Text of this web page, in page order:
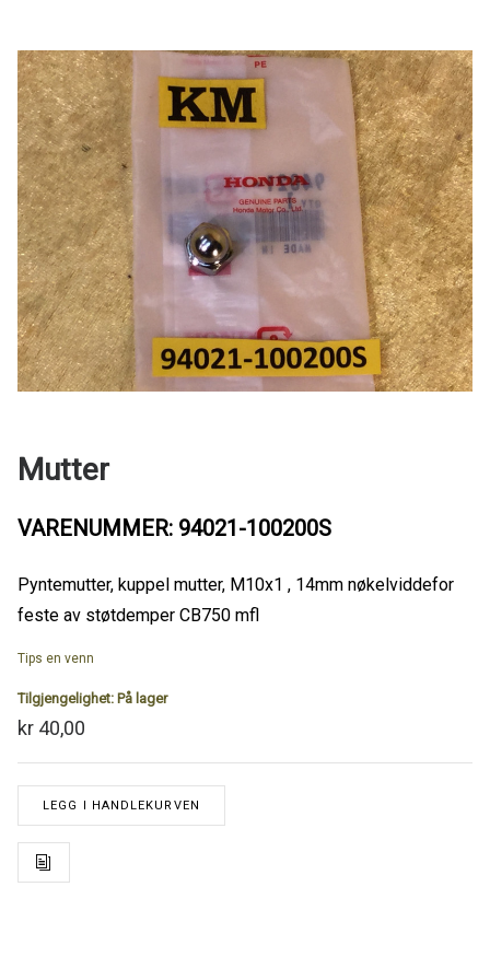
Mutter
VARENUMMER: 94021-100200S
Pyntemutter, kuppel mutter, M10x1 , 14mm nøkelviddefor
feste av støtdemper CB750 mfl
Tips en venn
Tilgjengelighet: På lager
kr 40,00
LEGG I HANDLEKURVEN